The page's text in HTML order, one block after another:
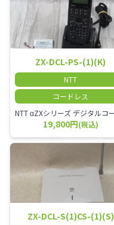
ZX-DCL-PS-(1)(K)
NTT
コードレス
19,800円(税込)
ZX-DCL-S(1)CS-(1)(S)